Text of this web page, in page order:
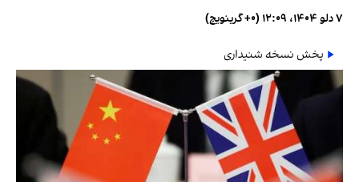
۷ دلو ۱۴۰۴، ۱۲:۰۹ (‎+۰ گرینویچ)
پخش نسخه شنیداری